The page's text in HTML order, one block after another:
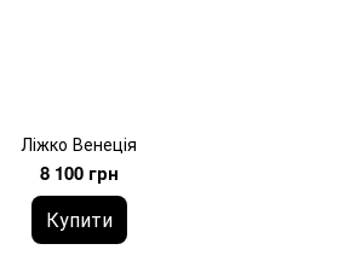
Ліжко Венеція
8 100 грн
Купити